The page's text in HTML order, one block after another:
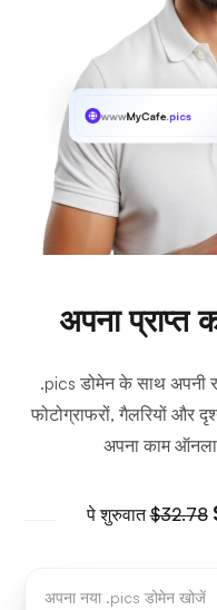
wwwMyCafe.pics
अपना प्राप्त
.pics डोमेन के साथ अपनी
फोटोग्राफरों, गैलरियों और
अपना काम
पे शुरुवात$32.78